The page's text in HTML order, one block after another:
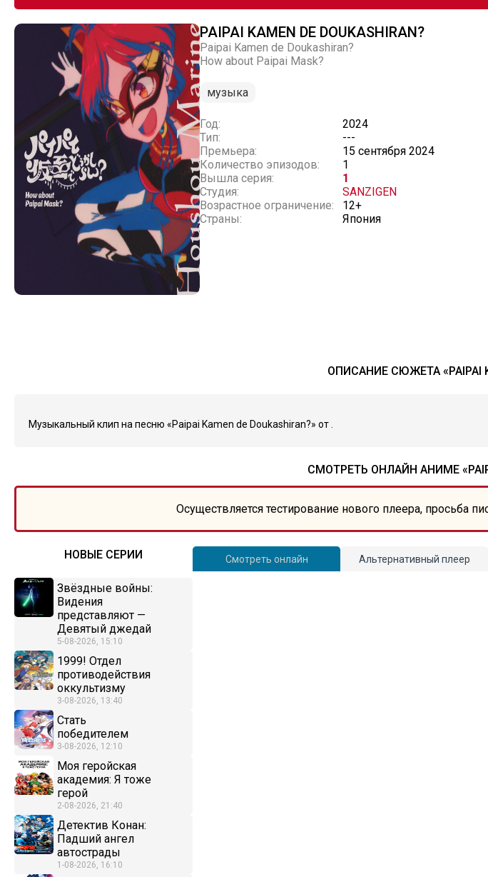
PAIPAI KAMEN DE DOUKASHIRAN?
Paipai Kamen de Doukashiran?
How about Paipai Mask?
музыка
Год:
2024
Тип:
---
Премьера:
15 сентября 2024
Количество эпизодов:
1
Вышла серия:
1
Студия:
SANZIGEN
Возрастное ограничение:
12+
Страны:
Япония
ОПИСАНИЕ СЮЖЕТА «PAIPAI
Музыкальный клип на песню «Paipai Kamen de Doukashiran?» от .
СМОТРЕТЬ ОНЛАЙН АНИМЕ
Осуществляется тестирование нового плеера, просьба
НОВЫЕ СЕРИИ
Звёздные войны:
Видения
представляют —
Девятый джедай
5-08-2026, 15:10
1999! Отдел
противодействия
оккультизму
3-08-2026, 13:40
Стать
победителем
3-08-2026, 12:10
Моя геройская
академия: Я тоже
герой
2-08-2026, 21:40
Детектив Конан:
Падший ангел
автострады
1-08-2026, 16:10
Смотреть онлайн Альтернативный плеер